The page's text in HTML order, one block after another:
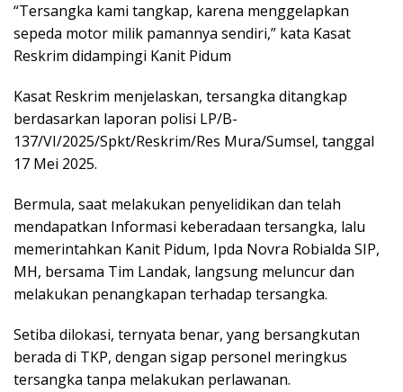
“Tersangka kami tangkap, karena menggelapkan
sepeda motor milik pamannya sendiri,” kata Kasat
Reskrim didampingi Kanit Pidum
Kasat Reskrim menjelaskan, tersangka ditangkap
berdasarkan laporan polisi LP/B-
137/VI/2025/Spkt/Reskrim/Res Mura/Sumsel, tanggal
17 Mei 2025.
Bermula, saat melakukan penyelidikan dan telah
mendapatkan Informasi keberadaan tersangka, lalu
memerintahkan Kanit Pidum, Ipda Novra Robialda SIP,
MH, bersama Tim Landak, langsung meluncur dan
melakukan penangkapan terhadap tersangka.
Setiba dilokasi, ternyata benar, yang bersangkutan
berada di TKP, dengan sigap personel meringkus
tersangka tanpa melakukan perlawanan.